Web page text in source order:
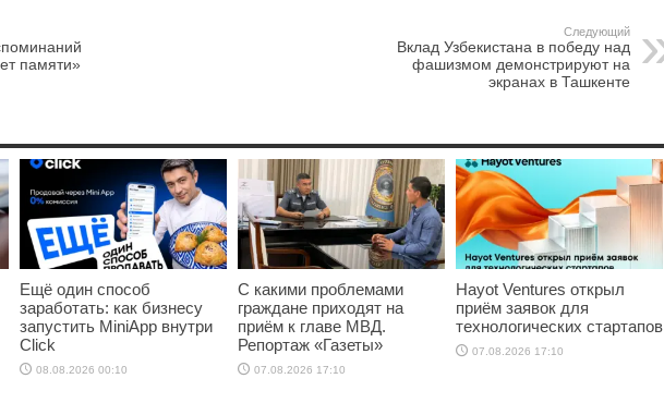
памяти»
Следующий
Вклад Узбекистана в победу над
фашизмом демонстрируют на
экранах в Ташкенте
Ещё один способ
заработать: как бизнесу
запустить MiniApp внутри
Click
08.08.2026 00:10
С какими проблемами
граждане приходят на
приём к главе МВД.
Репортаж «Газеты»
07.08.2026 17:10
Hayot Ventures открыл
приём заявок для
технологических стартапов
07.08.2026 17:10